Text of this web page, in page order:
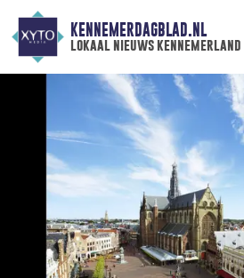
KENNEMERDAGBLAD.NL
lokaal nieuws kennemerland